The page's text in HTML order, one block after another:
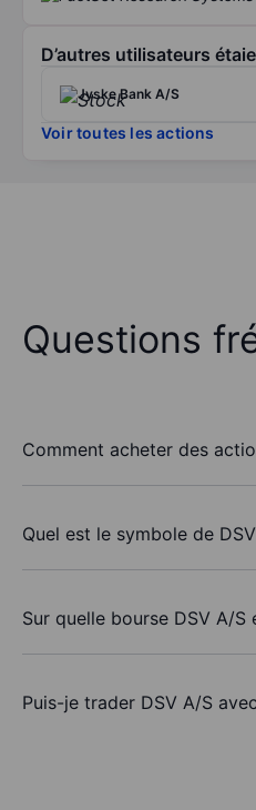
D’autres utilisateurs
Jyske Bank A/S
Voir toutes les actions
Questions
Comment acheter des
Quel est le symbole de
Sur quelle bourse DSV A/S
Puis-je trader DSV A/S